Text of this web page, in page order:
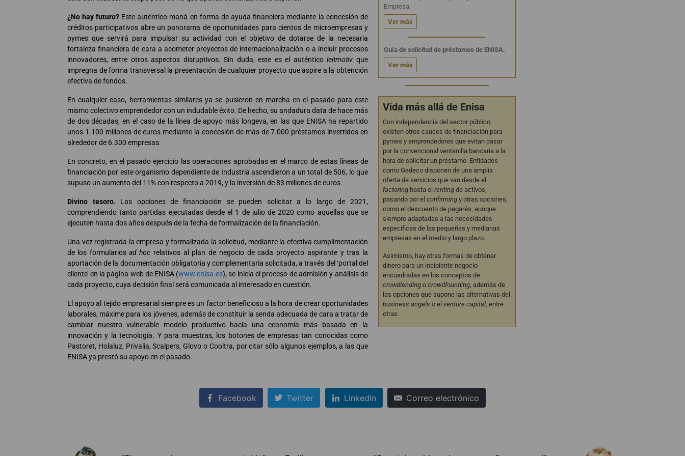
¿No hay futuro? Este auténtico maná en forma de ayuda financiera mediante la concesión de
créditos participativos abre un panorama de oportunidades para cientos de microempresas y
pymes que servirá para impulsar su actividad con el objetivo de dotarse de la necesaria
fortaleza financiera de cara a acometer proyectos de internacionalización o a incluir procesos
innovadores, entre otros aspectos disruptivos. Sin duda, este es el auténtico leitmotiv que
impregna de forma transversal la presentación de cualquier proyecto que aspire a la obtención
efectiva de fondos.
En cualquier caso, herramientas similares ya se pusieron en marcha en el pasado para este
mismo colectivo emprendedor con un indudable éxito. De hecho, su andadura data de hace más
de dos décadas, en el caso de la línea de apoyo más longeva, en las que ENISA ha repartido
unos 1.100 millones de euros mediante la concesión de más de 7.000 préstamos invertidos en
alrededor de 6.300 empresas.
En concreto, en el pasado ejercicio las operaciones aprobadas en el marco de estas líneas de
financiación por este organismo dependiente de Industria ascendieron a un total de 506, lo que
supuso un aumento del 11% con respecto a 2019, y la inversión de 83 millones de euros.
Divino tesoro. Las opciones de financiación se pueden solicitar a lo largo de 2021,
comprendiendo tanto partidas ejecutadas desde el 1 de julio de 2020 como aquellas que se
ejecuten hasta dos años después de la fecha de formalización de la financiación.
Una vez registrada la empresa y formalizada la solicitud, mediante la efectiva cumplimentación
de los formularios ad hoc relativos al plan de negocio de cada proyecto aspirante y tras la
aportación de la documentación obligatoria y complementaria solicitada, a través del ‘portal del
cliente’ en la página web de ENISA (www.enisa.es), se inicia el proceso de admisión y análisis de
cada proyecto, cuya decisión final será comunicada al interesado en cuestión.
El apoyo al tejido empresarial siempre es un factor beneficioso a la hora de crear oportunidades
laborales, máxime para los jóvenes, además de constituir la senda adecuada de cara a tratar de
cambiar nuestro vulnerable modelo productivo hacia una economía más basada en la
innovación y la tecnología. Y para muestras, los botones de empresas tan conocidas como
Pastoret, Holaluz, Privalia, Scalpers, Glovo o Cooltra, por citar sólo algunos ejemplos, a las que
ENISA ya prestó su apoyo en el pasado.
Empresa.
Ver más
Guía de solicitud de préstamos de ENISA.
Ver más
Vida más allá de Enisa
Con independencia del sector público,
existen otros cauces de financiación para
pymes y emprendedores que evitan pasar
por la convencional ventanilla bancaria a la
hora de solicitar un préstamo. Entidades
como Gedeco disponen de una amplia
oferta de servicios que van desde el
factoring hasta el renting de activos,
pasando por el confirming y otras opciones,
como el descuento de pagarés, aunque
siempre adaptadas a las necesidades
específicas de las pequeñas y medianas
empresas en el medio y largo plazo.
Asimismo, hay otras formas de obtener
dinero para un incipiente negocio
encuadradas en los conceptos de
crowdlending o crowdfounding, además de
las opciones que supone las alternativas del
business angels o el venture capital, entre
otras.
Facebook Twitter LinkedIn Correo electrónico